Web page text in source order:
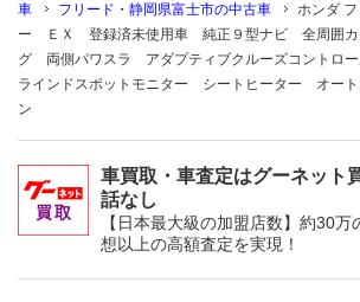
車
フリード・静岡県富士市の中古車
ホンダ
ー ＥＸ 登録済未使用車 純正９型ナビ 全周囲カ
グ 両側パワスラ アダプティブクルーズコントロ
ラインドスポットモニター シートヒーター オー
ン
車買取・車査定はグーネッ
話なし
【日本最大級の加盟店数】約30万
想以上の高額査定を実現！